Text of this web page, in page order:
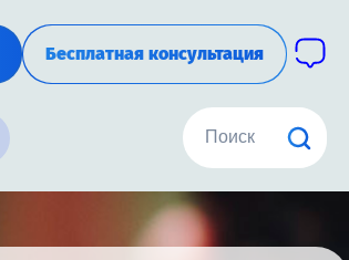
Бесплатная консультация